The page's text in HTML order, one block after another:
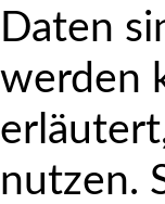
Daten
werden
nutzen.